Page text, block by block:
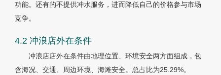
功能。还有的不提供冲水服务，进而降低自己的价格参与市场
竞争。
4.2 冲浪店外在条件
冲浪店店外在条件由地理位置、环境安全两方面组成，包
含海况、交通、周边环境、海滩安全。总占比为25.29%。